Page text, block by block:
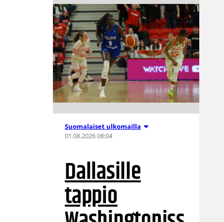
Suomalaiset ulkomailla
01.08.2026 08:04
Dallasille
tappio